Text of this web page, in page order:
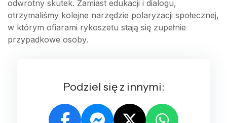
odwrotny skutek. Zamiast edukacji i dialogu,
otrzymaliśmy kolejne narzędzie polaryzacji społecznej,
w którym ofiarami rykoszetu stają się zupełnie
przypadkowe osoby.
Podziel się z innymi: